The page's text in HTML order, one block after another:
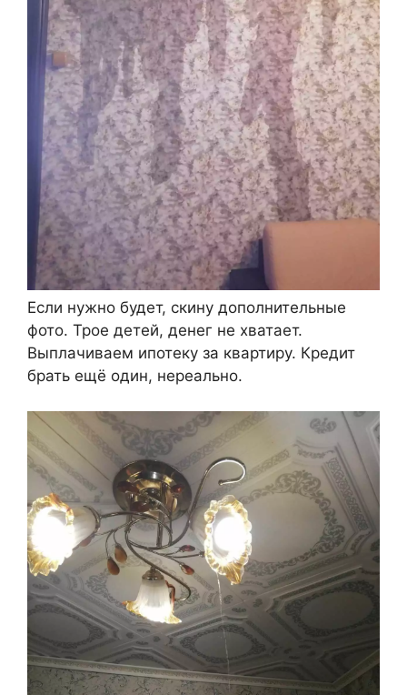
Если нужно будет, скину дополнительные
фото. Трое детей, денег не хватает.
Выплачиваем ипотеку за квартиру. Кредит
брать ещё один, нереально.